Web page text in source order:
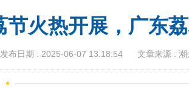
节火热开展，广东
发布日期 : 2025-06-07 13:18:54 文章来源 :